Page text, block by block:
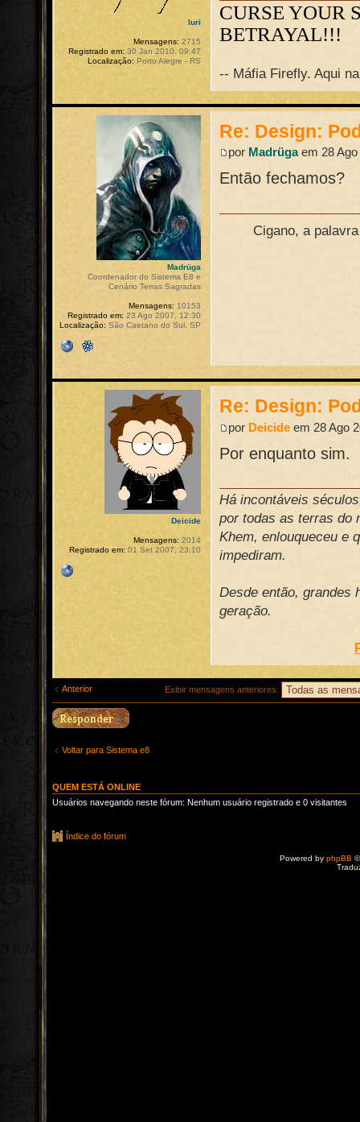
CURSE YOUR
BETRAYAL!!!
-- Máfia Firefly. Aqui
Iuri
Mensagens: 2715
Registrado em: 30 Jan 2010, 09:47
Localização: Porto Alegre - RS
Re: Design:
por Madrügaem 28 Ago
Então fechamos?
Cigano, a
Madrüga
Coordenador do Sistema E8 e
Cenário Terras Sagradas
Mensagens: 10153
Registrado em: 23 Ago 2007, 12:30
Localização: São Caetano do Sul, SP
Re: Design:
por Deicide em 28 Ago
Por enquanto sim.
Há incontáveis
por todas as terras do
Khem, enlouqueceu e
impediram.
Desde então, grandes
geração.
Deicide
Mensagens: 2014
Registrado em: 01 Set 2007, 23:10
Anterior Exibir mensagens anteriores:
Voltar para Sistema e8
QUEM ESTÁ ONLINE
Usuários navegando neste fórum: Nenhum usuário registrado e 0 visitantes
Índice do fórum
Powered by phpBB